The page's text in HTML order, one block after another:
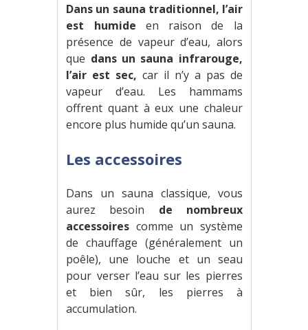
Dans un sauna traditionnel, l’air
est humide en raison de la
présence de vapeur d’eau, alors
que dans un sauna infrarouge,
l’air est sec,car il n’y a pas de
vapeur d’eau. Les hammams
offrent quant à eux une chaleur
encore plus humide qu’un sauna.
Les accessoires
Dans un sauna classique, vous
aurez besoin de nombreux
accessoires comme un système
de chauffage (généralement un
poêle), une louche et un seau
pour verser l’eau sur les pierres
et bien sûr, les pierres à
accumulation.